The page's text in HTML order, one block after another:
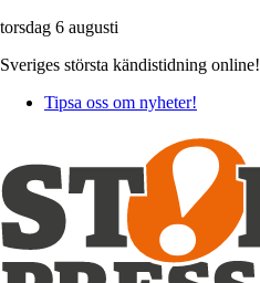
torsdag 6 augusti
Sveriges största kändistidning online!
Tipsa oss om nyheter!